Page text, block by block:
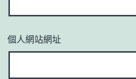
個人網站網址